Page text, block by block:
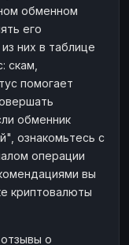
обменном
его
них в таблице
скам,
помогает
обменник
ознакомьтесь с
операции
вы
криптовалюты
о